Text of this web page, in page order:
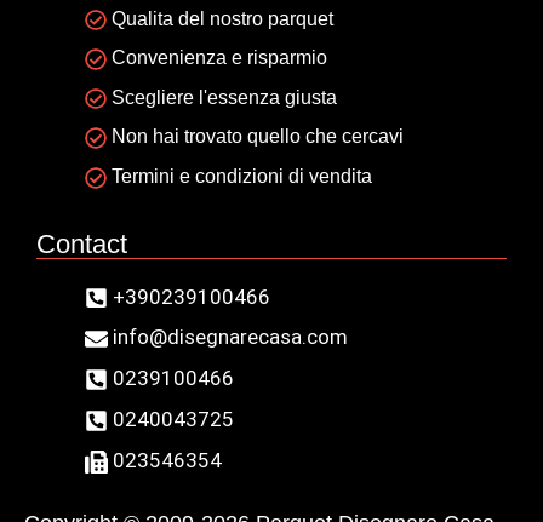
Qualita del nostro parquet
Convenienza e risparmio
Scegliere l'essenza giusta
Non hai trovato quello che cercavi
Termini e condizioni di vendita
Contact
+390239100466
info@disegnarecasa.com
0239100466
0240043725
023546354